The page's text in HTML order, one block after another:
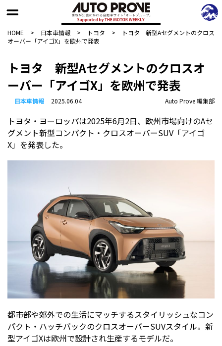
HOME > 日本車情報​ > トヨタ >
トヨタ 新型Aセグメントのクロス
オーバー「アイゴX」を欧州で発表
トヨタ 新型Aセグメントのクロスオ
ーバー「アイゴX」を欧州で発表
日本車情報​ 2025.06.04 Auto Prove 編集部
トヨタ・ヨーロッパは2025年6月2日、欧州市場向けのAセ
グメント新型コンパクト・クロスオーバーSUV「アイゴ
X」を発表した。
都市部や郊外での生活にマッチするスタイリッシュなコン
パクト・ハッチバックのクロスオーバーSUVスタイル。新
型アイゴXは欧州で設計され生産するモデルだ。